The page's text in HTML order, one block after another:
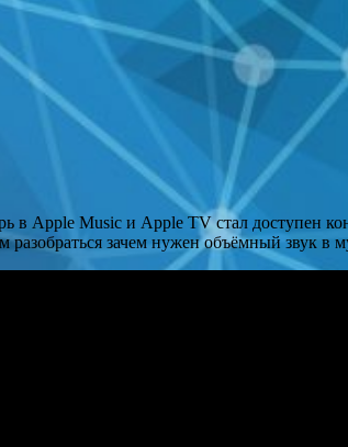
в Apple Music и Apple TV стал доступен
зачем нужен объёмный звук в